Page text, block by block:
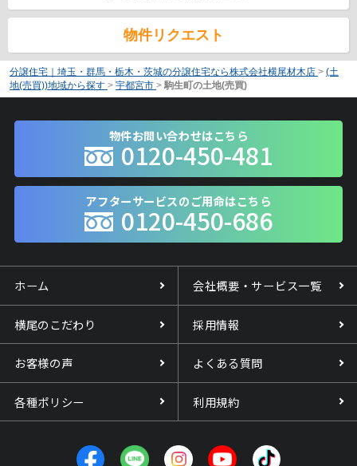
物件リクエスト
分譲住宅｜埼玉・群馬・栃木・茨城の分譲住宅なら株式会社横尾材木店 > (土
地(売買))地域から探す > 宇都宮市 > 駒生町の土地(売買)
物件お問い合わせはこちら
0120-450-481
アフターサービスのご用命はこちら
0120-450-686
ホーム 会社概要・サービス一覧
横尾のこだわり 採用情報
お客様の声 よくある質問
各種ポリシー 利用規約